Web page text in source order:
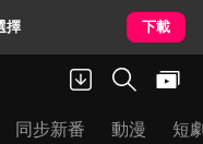
擇 下載
同步新番 動漫 短